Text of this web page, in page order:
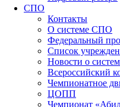
СПО
Контакты
О системе СПО
Федеральный
Список
Новости о
Всероссийский
Чемпионатное
ЦОПП
Чемпионат